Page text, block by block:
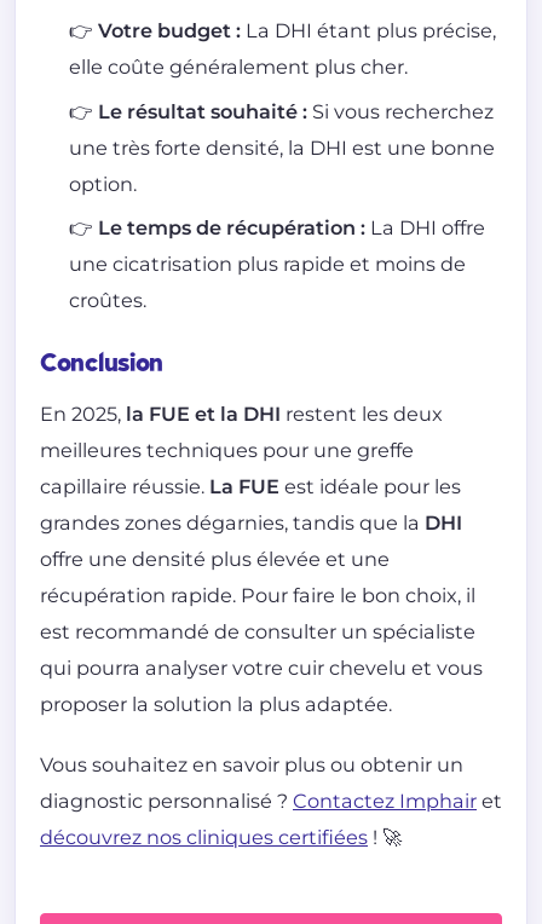
👉 Votre budget : La DHI étant plus précise,
elle coûte généralement plus cher.
👉 Le résultat souhaité : Si vous recherchez
une très forte densité, la DHI est une bonne
option.
👉 Le temps de récupération : La DHI offre
une cicatrisation plus rapide et moins de
croûtes.
Conclusion
En 2025, la FUE et la DHI restent les deux
meilleures techniques pour une greffe
capillaire réussie. La FUE est idéale pour les
grandes zones dégarnies, tandis que la DHI
offre une densité plus élevée et une
récupération rapide. Pour faire le bon choix, il
est recommandé de consulter un spécialiste
qui pourra analyser votre cuir chevelu et vous
proposer la solution la plus adaptée.
Vous souhaitez en savoir plus ou obtenir un
diagnostic personnalisé ? Contactez Imphair et
découvrez nos cliniques certifiées ! 🚀